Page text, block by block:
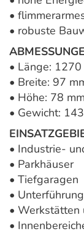
•
• robuste
• Länge: 1270
• Breite: 97
• Höhe: 78 mm
• Gewicht:
• Industrie-
• Parkhäuser
• Tiefgaragen
•
• Werkstätten
•